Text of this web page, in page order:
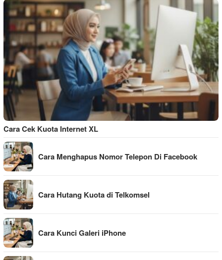
Cara Cek Kuota Internet XL
Cara Menghapus Nomor Telepon Di Facebook
Cara Hutang Kuota di Telkomsel
Cara Kunci Galeri iPhone